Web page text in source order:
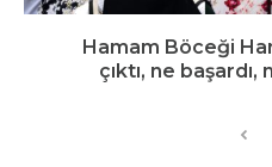
Hamam Böceği
çıktı, ne